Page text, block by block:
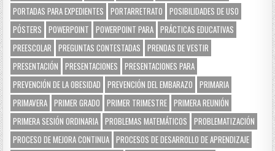
PORTADAS PARA EXPEDIENTES
PORTARRETRATO
POSIBILIDADES DE USO
PÓSTERS
POWERPOINT POWERPOINT PARA PRÁCTICAS EDUCATIVAS
PREESCOLAR
PREGUNTAS CONTESTADAS
PRENDAS DE VESTIR
PRESENTACIÓN
PRESENTACIONES
PRESENTACIONES PARA
PREVENCIÓN DE LA OBESIDAD
PREVENCIÓN DEL EMBARAZO
PRIMARIA
PRIMAVERA PRIMER GRADO PRIMER TRIMESTRE PRIMERA REUNIÓN
PRIMERA SESIÓN ORDINARIA PROBLEMAS MATEMÁTICOS
PROBLEMATIZACIÓN
PROCESO DE MEJORA CONTINUA PROCESOS DE DESARROLLO DE APRENDIZAJE